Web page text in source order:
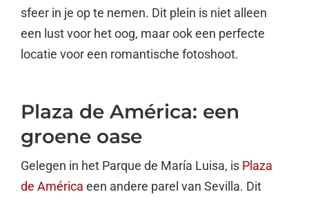
sfeer in je op te nemen. Dit plein is niet alleen
een lust voor het oog, maar ook een perfecte
locatie voor een romantische fotoshoot.
Plaza de América: een
groene oase
Gelegen in het Parque de María Luisa, is Plaza
de América een andere parel van Sevilla. Dit